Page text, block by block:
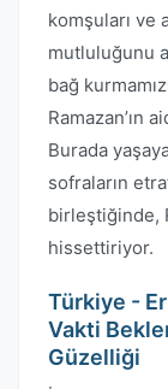
komşuları ve
mutluluğunu
bağ
Ramazan’ın
Burada
sofraların
birleştiğinde,
hissettiriyor.
Türkiye -
Vakti
Güzelliği